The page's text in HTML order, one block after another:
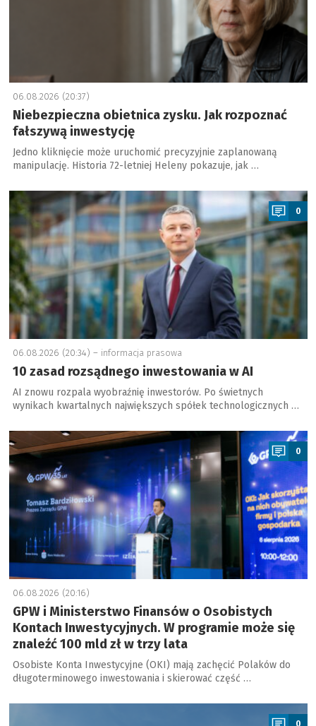
06.08.2026 (20:37)
Niebezpieczna obietnica zysku. Jak rozpoznać
fałszywą inwestycję
Jedno kliknięcie może uruchomić precyzyjnie zaplanowaną
manipulację. Historia 72-letniej Heleny pokazuje, jak …
a
0
06.08.2026 (20:34) – informacja prasowa
10 zasad rozsądnego inwestowania w AI
AI znowu rozpala wyobraźnię inwestorów. Po świetnych
wynikach kwartalnych największych spółek technologicznych …
a
0
06.08.2026 (20:16)
GPW i Ministerstwo Finansów o Osobistych
Kontach Inwestycyjnych. W programie może się
znaleźć 100 mld zł w trzy lata
Osobiste Konta Inwestycyjne (OKI) mają zachęcić Polaków do
długoterminowego inwestowania i skierować część …
a
0